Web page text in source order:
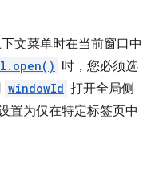
文菜单时在当前窗口中
时，您必须选
windowId 打开全局侧
置为仅在特定标签页中